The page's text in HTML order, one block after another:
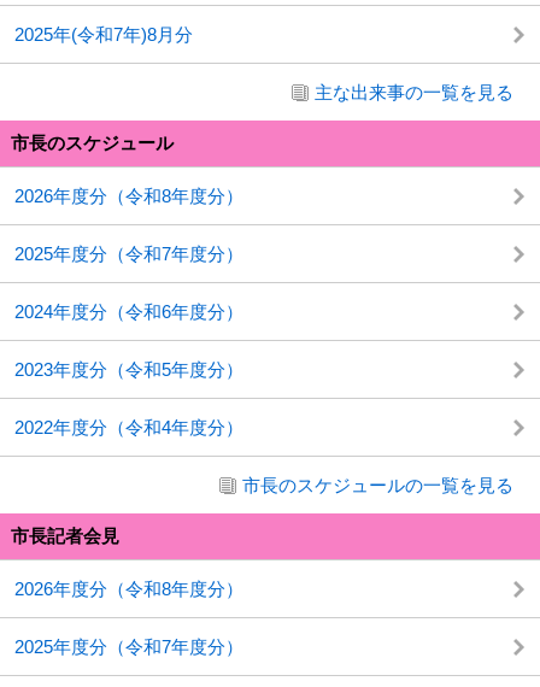
2025年(令和7年)8月分
主な出来事の一覧を見る
市長のスケジュール
2026年度分（令和8年度分）
2025年度分（令和7年度分）
2024年度分（令和6年度分）
2023年度分（令和5年度分）
2022年度分（令和4年度分）
市長のスケジュールの一覧を見る
市長記者会見
2026年度分（令和8年度分）
2025年度分（令和7年度分）